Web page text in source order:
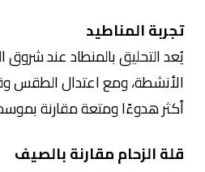
تجربة المناطيد
يُعد التحليق بالمنطاد عند
الأنشطة، ومع اعتدال الطقس
أكثر هدوءًا ومتعة مقارنة
قلة الزحام مقارنة بالصيف